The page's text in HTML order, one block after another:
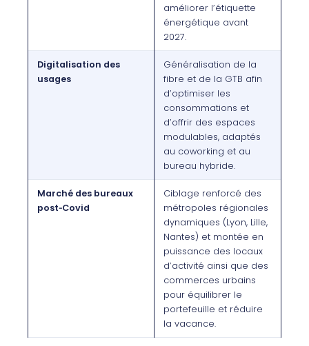
améliorer l’étiquette
énergétique avant
2027.
Digitalisation des
usages
Généralisation de la
fibre et de la GTB afin
d’optimiser les
consommations et
d’offrir des espaces
modulables, adaptés
au coworking et au
bureau hybride.
Marché des bureaux
post‑Covid
Ciblage renforcé des
métropoles régionales
dynamiques (Lyon, Lille,
Nantes) et montée en
puissance des locaux
d’activité ainsi que des
commerces urbains
pour équilibrer le
portefeuille et réduire
la vacance.